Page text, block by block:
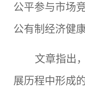
公平参与市场
公有制经济健
文章指出
展历程中形成